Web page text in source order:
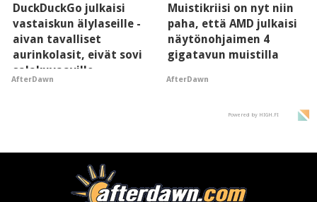
DuckDuckGo julkaisi
vastaiskun älylaseille -
aivan tavalliset
aurinkolasit, eivät sovi
salakuvaaville
hyypiöille
AfterDawn
Muistikriisi on nyt niin
paha, että AMD julkaisi
näytönohjaimen 4
gigatavun muistilla
AfterDawn
Powered by HIGH.FI